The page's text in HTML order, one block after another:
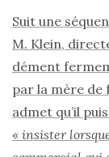
Suit une
M. Klein,
dément
par la mère de
admet qu’il
« insister